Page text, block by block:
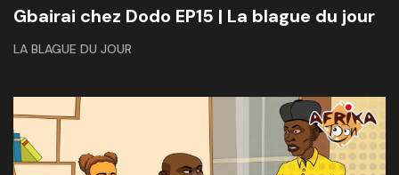
Gbairai chez Dodo EP15 | La blague du jour
LA BLAGUE DU JOUR